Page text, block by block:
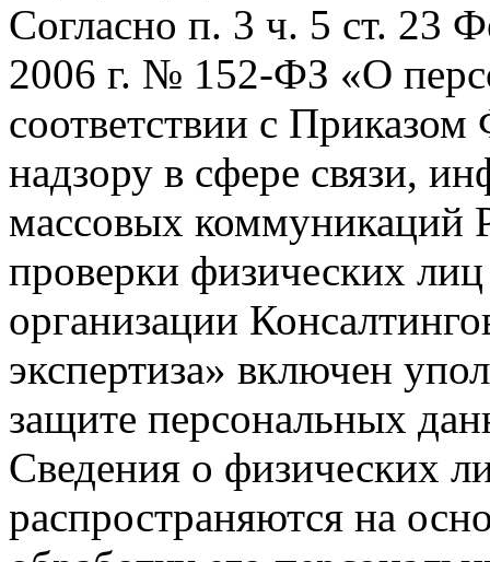
Согласно п. 3 ч. 5 ст. 23
2006 г. № 152-ФЗ «О
соответствии с
надзору в сфере связи,
массовых коммуникаций
проверки физических
организации
экспертиза» включен
защите персональных
Сведения о физических
распространяются на